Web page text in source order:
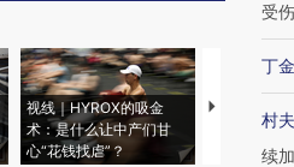
视线｜HYROX的吸金
术：是什么让中产们甘
心“花钱找虐”？
马航飞行员
粒摇头丸
受伤
丁
村
续